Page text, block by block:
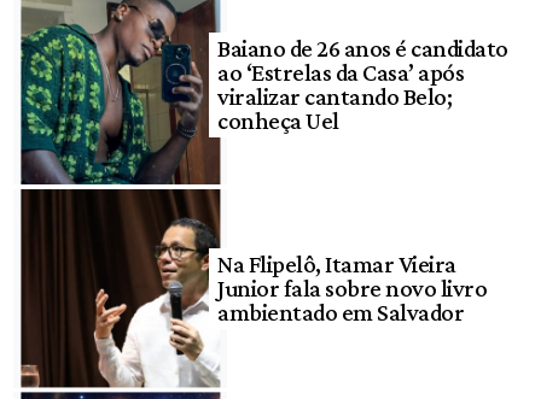
Baiano de 26 anos é candidato
ao ‘Estrelas da Casa’ após
viralizar cantando Belo;
conheça Uel
Na Flipelô, Itamar Vieira
Junior fala sobre novo livro
ambientado em Salvador